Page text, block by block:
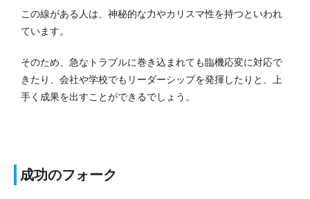
この線がある人は、神秘的な力やカリスマ性を持つといわれ
ています。
そのため、急なトラブルに巻き込まれても臨機応変に対応で
きたり、会社や学校でもリーダーシップを発揮したりと、上
手く成果を出すことができるでしょう。
成功のフォーク